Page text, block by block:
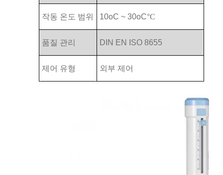
작동 온도 범위 10oC ~ 30oC°C
품질 관리 DIN EN ISO 8655
제어 유형 외부 제어